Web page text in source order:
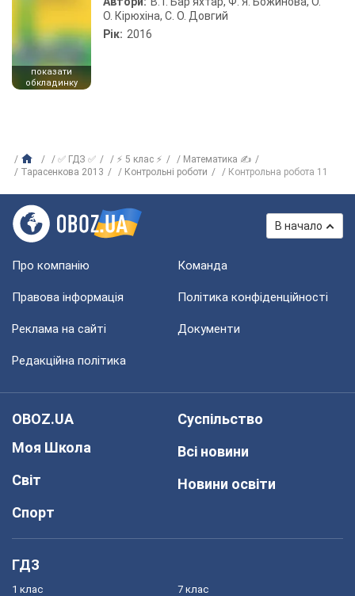
показати
обкладинку
О. Кірюхіна, С. О. Довгий
Рік: 2016
✅ ГДЗ ✅ ⚡ 5 клас ⚡
Математика ✍
Тарасенкова 2013
Контрольні роботи Контрольна робота 11
В начало
Про компанію Команда
Правова інформація Політика конфіденційності
Реклама на сайті Документи
Редакційна політика
OBOZ.UA
Моя Школа
Світ
Спорт
Суспільство
Всі новини
Новини освіти
ГДЗ
1 клас 7 клас